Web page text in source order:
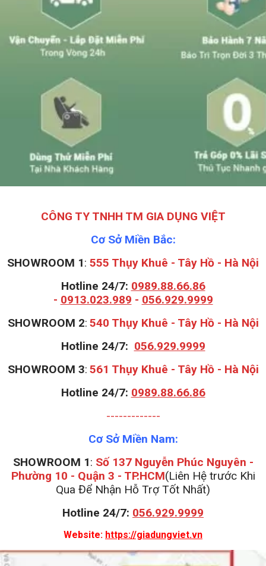
CÔNG TY TNHH TM GIA DỤNG VIỆT
Cơ Sở Miền Bắc:
SHOWROOM 1: 555 Thụy Khuê - Tây Hồ - Hà Nội
Hotline 24/7: 0989.88.66.86
- 0913.023.989 - 056.929.9999
SHOWROOM 2: 540 Thụy Khuê - Tây Hồ - Hà Nội
Hotline 24/7: 056.929.9999
SHOWROOM 3: 561 Thụy Khuê - Tây Hồ - Hà Nội
Hotline 24/7: 0989.88.66.86
-------------
Cơ Sở Miền Nam:
SHOWROOM 1: Số 137 Nguyễn Phúc Nguyên -
Phường 10 - Quận 3 - TP.HCM(Liên Hệ trước Khi
Qua Để Nhận Hỗ Trợ Tốt Nhất)
Hotline 24/7: 056.929.9999
Website: https://giadungviet.vn